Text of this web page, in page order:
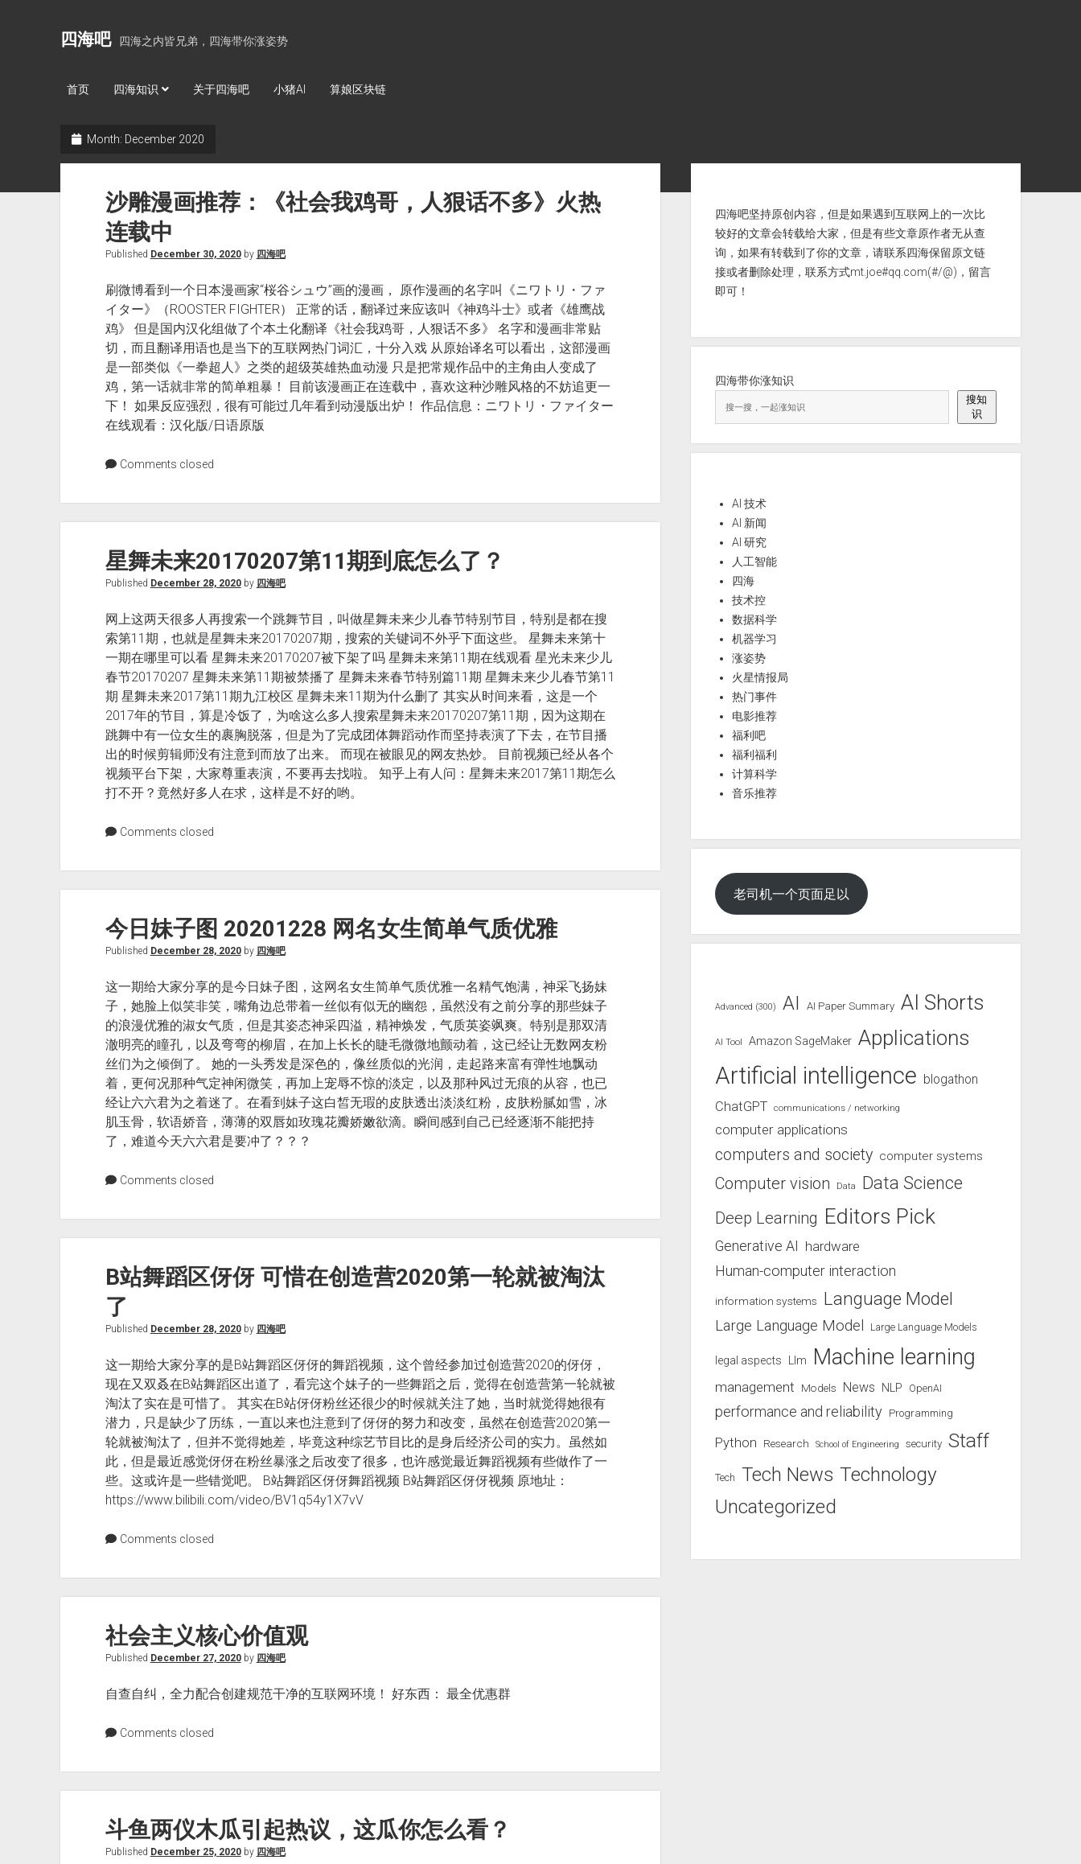
四海吧 四海之内皆兄弟，四海带你涨姿势
首页 四海知识 关于四海吧 小猪AI 算娘区块链
Month: December 2020
沙雕漫画推荐：《社会我鸡哥，人狠话不多》火热
连载中
Published December 30, 2020by 四海吧
刷微博看到一个日本漫画家“桜谷シュウ”画的漫画， 原作漫画的名字叫《ニワトリ・ファ
イター》（ROOSTER FIGHTER） 正常的话，翻译过来应该叫《神鸡斗士》或者《雄鹰战
鸡》 但是国内汉化组做了个本土化翻译《社会我鸡哥，人狠话不多》 名字和漫画非常贴
切，而且翻译用语也是当下的互联网热门词汇，十分入戏 从原始译名可以看出，这部漫画
是一部类似《一拳超人》之类的超级英雄热血动漫 只是把常规作品中的主角由人变成了
鸡，第一话就非常的简单粗暴！ 目前该漫画正在连载中，喜欢这种沙雕风格的不妨追更一
下！ 如果反应强烈，很有可能过几年看到动漫版出炉！ 作品信息：ニワトリ・ファイター
在线观看：汉化版/日语原版
Comments closed
星舞未来20170207第11期到底怎么了？
Published December 28, 2020by 四海吧
网上这两天很多人再搜索一个跳舞节目，叫做星舞未来少儿春节特别节目，特别是都在搜
索第11期，也就是星舞未来20170207期，搜索的关键词不外乎下面这些。 星舞未来第十
一期在哪里可以看 星舞未来20170207被下架了吗 星舞未来第11期在线观看 星光未来少儿
春节20170207 星舞未来第11期被禁播了 星舞未来春节特别篇11期 星舞未来少儿春节第11
期 星舞未来2017第11期九江校区 星舞未来11期为什么删了 其实从时间来看，这是一个
2017年的节目，算是冷饭了，为啥这么多人搜索星舞未来20170207第11期，因为这期在
跳舞中有一位女生的裹胸脱落，但是为了完成团体舞蹈动作而坚持表演了下去，在节目播
出的时候剪辑师没有注意到而放了出来。 而现在被眼见的网友热炒。 目前视频已经从各个
视频平台下架，大家尊重表演，不要再去找啦。 知乎上有人问：星舞未来2017第11期怎么
打不开？竟然好多人在求，这样是不好的哟。
Comments closed
今日妹子图 20201228 网名女生简单气质优雅
Published December 28, 2020by 四海吧
这一期给大家分享的是今日妹子图，这网名女生简单气质优雅一名精气饱满，神采飞扬妹
子，她脸上似笑非笑，嘴角边总带着一丝似有似无的幽怨，虽然没有之前分享的那些妹子
的浪漫优雅的淑女气质，但是其姿态神采四溢，精神焕发，气质英姿飒爽。特别是那双清
澈明亮的瞳孔，以及弯弯的柳眉，在加上长长的睫毛微微地颤动着，这已经让无数网友粉
丝们为之倾倒了。 她的一头秀发是深色的，像丝质似的光润，走起路来富有弹性地飘动
着，更何况那种气定神闲微笑，再加上宠辱不惊的淡定，以及那种风过无痕的从容，也已
经让六六君为之着迷了。在看到妹子这白皙无瑕的皮肤透出淡淡红粉，皮肤粉腻如雪，冰
肌玉骨，软语娇音，薄薄的双唇如玫瑰花瓣娇嫩欲滴。瞬间感到自己已经逐渐不能把持
了，难道今天六六君是要冲了？？？
Comments closed
B站舞蹈区伢伢 可惜在创造营2020第一轮就被淘汰
了
Published December 28, 2020by 四海吧
这一期给大家分享的是B站舞蹈区伢伢的舞蹈视频，这个曾经参加过创造营2020的伢伢，
现在又双叒在B站舞蹈区出道了，看完这个妹子的一些舞蹈之后，觉得在创造营第一轮就被
淘汰了实在是可惜了。 其实在B站伢伢粉丝还很少的时候就关注了她，当时就觉得她很有
潜力，只是缺少了历练，一直以来也注意到了伢伢的努力和改变，虽然在创造营2020第一
轮就被淘汰了，但并不觉得她差，毕竟这种综艺节目比的是身后经济公司的实力。虽然如
此，但是最近感觉伢伢在粉丝暴涨之后改变了很多，也许感觉最近舞蹈视频有些做作了一
些。这或许是一些错觉吧。 B站舞蹈区伢伢舞蹈视频 B站舞蹈区伢伢视频 原地址：
https://www.bilibili.com/video/BV1q54y1X7vV
Comments closed
社会主义核心价值观
Published December 27, 2020by 四海吧
自查自纠，全力配合创建规范干净的互联网环境！ 好东西： 最全优惠群
Comments closed
斗鱼两仪木瓜引起热议，这瓜你怎么看？
Published December 25, 2020by 四海吧
四海吧坚持原创内容，但是如果遇到互联网上的一次比
较好的文章会转载给大家，但是有些文章原作者无从查
询，如果有转载到了你的文章，请联系四海保留原文链
接或者删除处理，联系方式mt.joe#qq.com(#/@)，留言
即可！
四海带你涨知识
搜知
识
AI 技术
AI 新闻
AI 研究
人工智能
四海
技术控
数据科学
机器学习
涨姿势
火星情报局
热门事件
电影推荐
福利吧
福利福利
计算科学
音乐推荐
老司机一个页面足以
Advanced (300) AI AI Paper Summary AI Shorts
AI Tool Amazon SageMaker Applications
Artificial intelligence blogathon
ChatGPT communications / networking
computer applications
computers and society computer systems
Computer vision Data Data Science
Deep Learning Editors Pick
Generative AI hardware
Human-computer interaction
information systems Language Model
Large Language Model Large Language Models
legal aspects Llm Machine learning
management Models News NLP OpenAI
performance and reliability Programming
Python Research School of Engineering security Staff
Tech Tech News Technology
Uncategorized